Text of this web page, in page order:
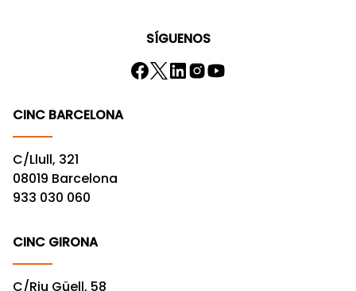
SÍGUENOS
CINC BARCELONA
C/Llull, 321
08019 Barcelona
933 030 060
CINC GIRONA
C/Riu Güell, 58